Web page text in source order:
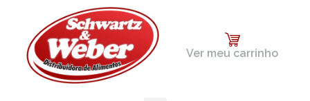
Ver meu carrinho